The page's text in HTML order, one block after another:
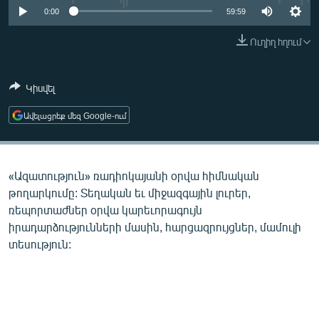
ՄԻՋԱԶԳԱՅԻՆ
ՄԵԿՆԱԲԱՆՈՒԹՅՈՒՆ
ՏՏ ԵՒ ԻՆՏԵՐՆԵՏ
ԿՈՐՈՆԱՎԻՐՈՒՍ
ՏԵՍԱՆՅՈՒԹԵՐ
ԲԱՆԱՎԵՃ
ՁԳՏԵԼՈՎ ԼԱՎԱԳՈՒՅՆԻՆ
0:00 59:59
Ուղիղ հղում
Կիսվել
Ավելացրեք մեզ Google-ում
«Ազատություն» ռադիոկայանի օրվա հիմնական
թողարկումը: Տեղական եւ միջազգային լուրեր,
ռեպորտաժներ օրվա կարեւորագույն
իրադարձությունների մասին, հարցազրույցներ, մամուլի
տեսություն: